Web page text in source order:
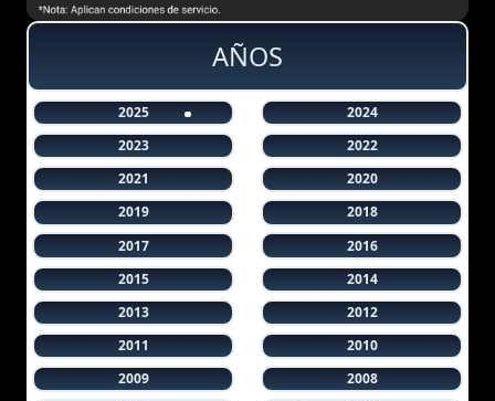
AÑOS
2025
2024
2023
2022
2021
2020
2019
2018
2017
2016
2015
2014
2013
2012
2011
2010
2009
2008